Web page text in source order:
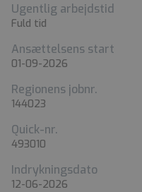
Ugentlig arbejdstid
Fuld tid
Ansættelsens start
01-09-2026
Regionens jobnr.
144023
Quick-nr.
493010
Indrykningsdato
12-06-2026